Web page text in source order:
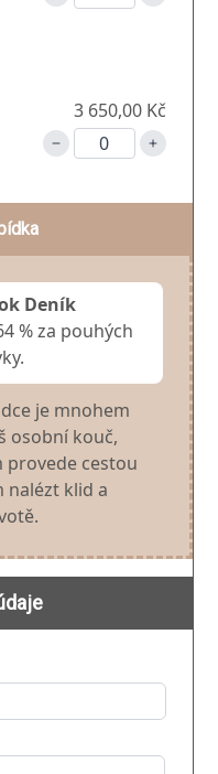
3 650,00 Kč
Deník
% za pouhých
je mnohem
osobní kouč,
provede cestou
nalézt klid a